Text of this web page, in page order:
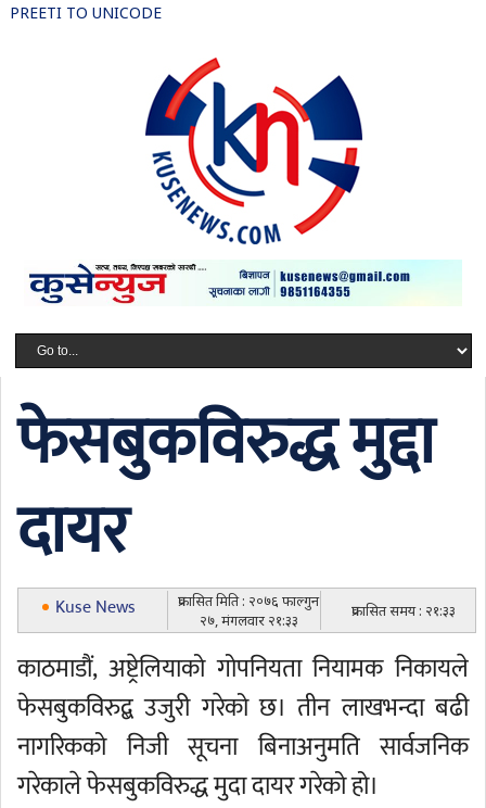
PREETI TO UNICODE
फेसबुकविरुद्ध मुद्दा
दायर
Kuse News
प्रकासित मिति : २०७६ फाल्गुन
२७, मंगलवार २१:३३
प्रकासित समय : २१:३३
काठमाडौं, अष्ट्रेलियाको गोपनियता नियामक निकायले
फेसबुकविरुद्ब उजुरी गरेको छ। तीन लाखभन्दा बढी
नागरिकको निजी सूचना बिनाअनुमति सार्वजनिक
गरेकाले फेसबुकविरुद्ध मुदा दायर गरेको हो।